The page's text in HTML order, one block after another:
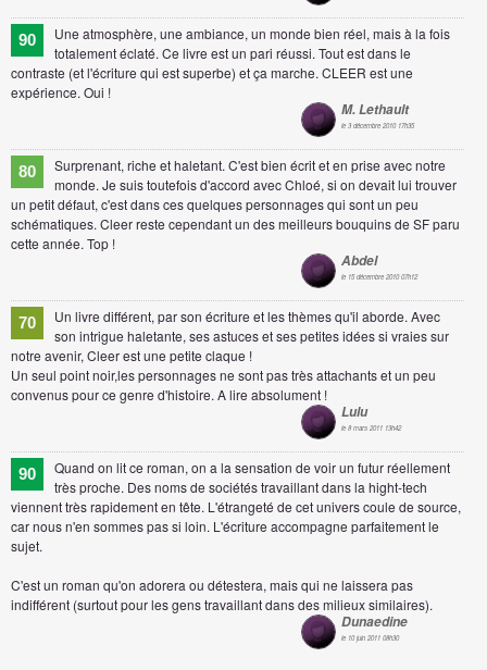
90
Une atmosphère, une ambiance, un monde bien réel, mais à la fois
totalement éclaté. Ce livre est un pari réussi. Tout est dans le
contraste (et l'écriture qui est superbe) et ça marche. CLEER est une
expérience. Oui !
M. Lethault
le 3 décembre 2010 17h35
80
Surprenant, riche et haletant. C'est bien écrit et en prise avec notre
monde. Je suis toutefois d'accord avec Chloé, si on devait lui trouver
un petit défaut, c'est dans ces quelques personnages qui sont un peu
schématiques. Cleer reste cependant un des meilleurs bouquins de SF paru
cette année. Top !
Abdel
le 15 décembre 2010 07h12
70
Un livre différent, par son écriture et les thèmes qu'il aborde. Avec
son intrigue haletante, ses astuces et ses petites idées si vraies sur
notre avenir, Cleer est une petite claque !
Un seul point noir,les personnages ne sont pas très attachants et un peu
convenus pour ce genre d'histoire. A lire absolument !
Lulu
le 8 mars 2011 13h42
90
Quand on lit ce roman, on a la sensation de voir un futur réellement
très proche. Des noms de sociétés travaillant dans la hight-tech
viennent très rapidement en tête. L'étrangeté de cet univers coule de source,
car nous n'en sommes pas si loin. L'écriture accompagne parfaitement le
sujet.
C'est un roman qu'on adorera ou détestera, mais qui ne laissera pas
indifférent (surtout pour les gens travaillant dans des milieux similaires).
Dunaedine
le 10 juin 2011 08h30